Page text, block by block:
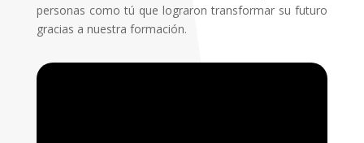
personas como tú que lograron transformar su futuro
gracias a nuestra formación.